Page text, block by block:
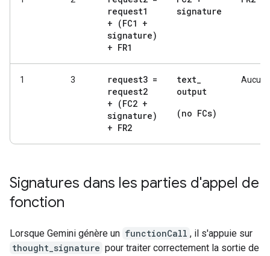
request1
+ (FC1 +
signature)
+ FR1
signature
1 3
request3 =
request2
+ (FC2 +
signature)
+ FR2
text_
output
(no FCs)
Aucun
Signatures dans les parties d'appel de
fonction
Lorsque Gemini génère un functionCall , il s'appuie sur
thought_signature pour traiter correctement la sortie de